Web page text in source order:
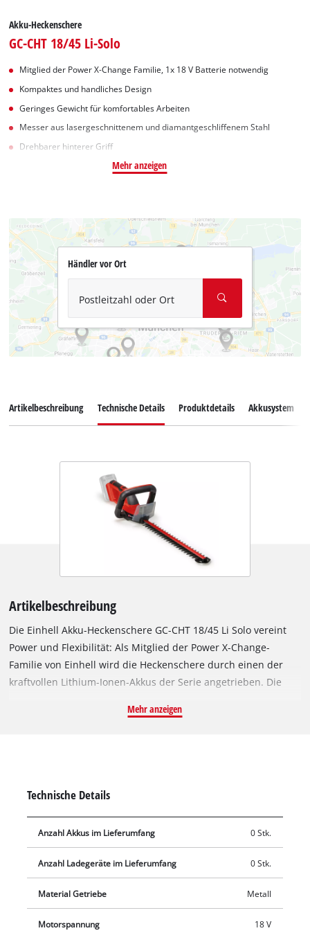
Akku-Heckenschere
GC-CHT 18/45 Li-Solo
Mitglied der Power X-Change Familie, 1x 18 V Batterie notwendig
Kompaktes und handliches Design
Geringes Gewicht für komfortables Arbeiten
Messer aus lasergeschnittenem und diamantgeschliffenem Stahl
Drehbarer hinterer Griff
Mehr anzeigen
Händler vor Ort
Postleitzahl oder Ort
Artikelbeschreibung Technische Details Produktdetails Akkusystem
Artikelbeschreibung
Die Einhell Akku-Heckenschere GC-CHT 18/45 Li Solo vereint
Power und Flexibilität: Als Mitglied der Power X-Change-
Familie von Einhell wird die Heckenschere durch einen der
kraftvollen Lithium-Ionen-Akkus der Serie angetrieben. Die
und durch das geringe Gewicht komfortabel in der
Lebensdauer ausgelegt und sorgt für die perfekte Umsetzung
der Akku-Power auf die lasergeschnittenen und
diamantgeschliffenen Stahl-Messer. Ein 2-Hand-
Betriebs. Im Lieferumfang enthalten ist eine Alu-
Messerabdeckung zum Schutz der Messer sowie ein
Stoßschutz mit Halterung für die Wandmontage und ein
stabiler Köcher für Lagerung und Transport. Die Akkus der
Mehr anzeigen
Technische Details
Anzahl Akkus im Lieferumfang 0 Stk.
Anzahl Ladegeräte im Lieferumfang 0 Stk.
Material Getriebe Metall
Motorspannung 18 V